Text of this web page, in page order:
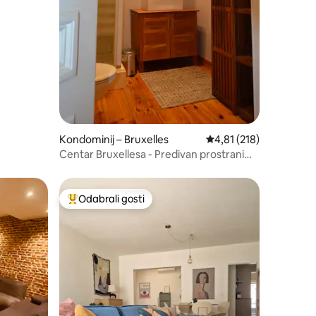
Kondominij – Bruxelles Prosječna ocjena:
4,81 (218)
Centar Bruxellesa - Predivan prostrani
Među najviše rangiranima s oznakom „Odabrali gosti”
Odabrali gosti